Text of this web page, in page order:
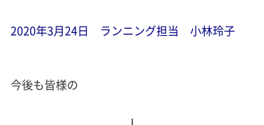
2020年3月24日 ランニング担当 小林玲子
今後も皆様の